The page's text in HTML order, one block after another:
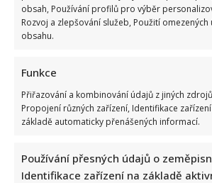
obsah, Používání profilů pro výběr
Rozvoj a zlepšování služeb, Použití omezených
obsahu.
Funkce
Přiřazování a kombinování údajů z jiných
Propojení různých zařízení, Identifikace
základě automaticky přenášených informací.
Používání přesných údajů o
Identifikace zařízení na základě
bodů, pamatuje si tehdejší cestování